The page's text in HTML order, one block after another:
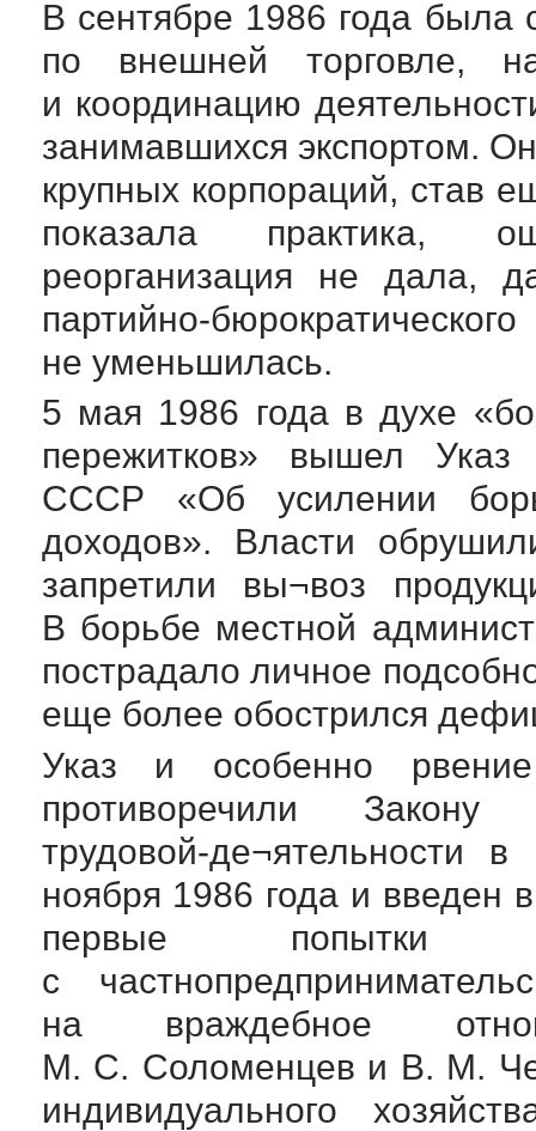
В сентябре 1986 года была
по внешней торговле,
и координацию
занимавшихся экспортом.
крупных корпораций, став
показала практика,
реорганизация не дала,
партийно-бюрократического
не уменьшилась.
5 мая 1986 года в духе
пережитков» вышел Указ
СССР «Об усилении
доходов». Власти
запретили вы¬воз
В борьбе местной
пострадало личное
еще более обострился
Указ и особенно
противоречили
трудовой-де¬ятельности
ноября 1986 года и введен
первые попытки
с
на враждебное
М. С. Соломенцев и В. М.
индивидуального